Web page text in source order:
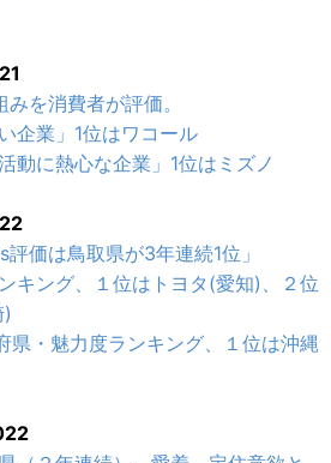
を消費者が評価。
企業」1位はワコール
動に熱心な企業」1位はミズノ
評価は鳥取県が3年連続1位」
キング、１位はトヨタ(愛知)、２位
県・魅力度ランキング、１位は沖縄